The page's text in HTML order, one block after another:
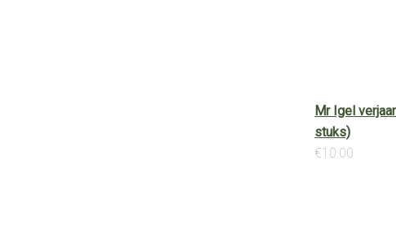
Mr Igel
stuks)
€10.00